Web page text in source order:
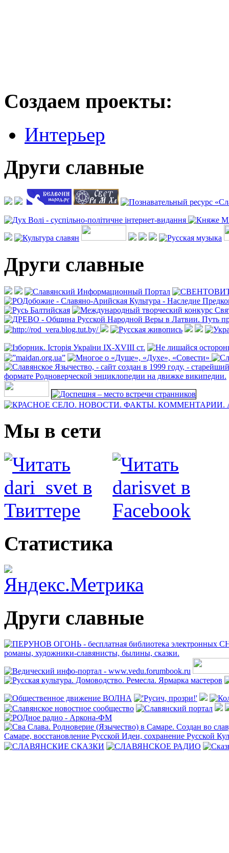
Создаем проекты:
Интерьер
Други славные
Други славные
Мы в сети
Статистика
Други славные